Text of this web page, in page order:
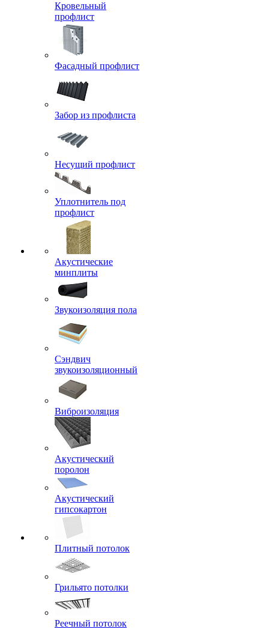
Кровельный
профлист
Фасадный профлист
Забор из профлиста
Несущий профлист
Уплотнитель под
профлист
Акустические
минплиты
Звукоизоляция пола
Сэндвич
звукоизоляционный
Виброизоляция
Акустический
поролон
Акустический
гипсокартон
Плитный потолок
Грильято потолки
Реечный потолок